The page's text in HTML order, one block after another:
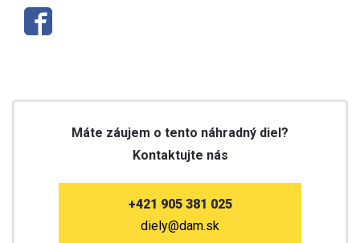
Máte záujem o tento náhradný diel?
Kontaktujte nás
+421 905 381 025
diely@dam.sk